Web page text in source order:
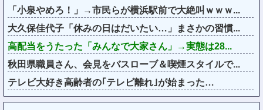
「小泉やめろ！」→市民らが横浜駅前で大絶叫ｗｗｗ...
大久保佳代子「休みの日はだいたい…」まさかの習慣...
高配当をうたった「みんなで大家さん」→実態は28...
秋田県職員さん、会見をバスローブ＆喫煙スタイルで...
テレビ大好き高齢者の｢テレビ離れ｣が始まった…